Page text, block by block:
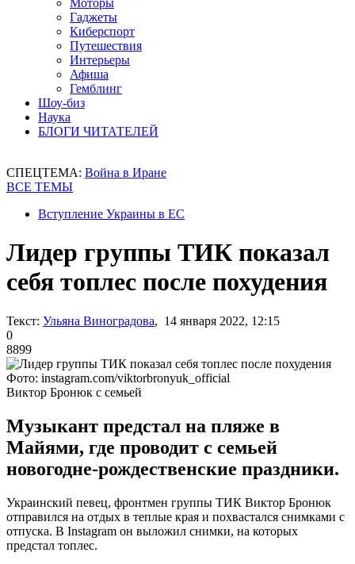
Моторы
Гаджеты
Киберспорт
Путешествия
Интерьеры
Афиша
Гемблинг
Шоу-биз
Наука
БЛОГИ ЧИТАТЕЛЕЙ
СПЕЦТЕМА: Война в Иране
ВСЕ ТЕМЫ
Вступление Украины в ЕС
Лидер группы ТИК показал
себя топлес после похудения
Текст: Ульяна Виноградова, 14 января 2022, 12:15
0
8899
Фото: instagram.com/viktorbronyuk_official
Виктор Бронюк с семьей
Музыкант предстал на пляже в
Майями, где проводит с семьей
новогодне-рождественские праздники.
Украинский певец, фронтмен группы ТИК Виктор Бронюк
отправился на отдых в теплые края и похвастался снимками с
отпуска. В Instagram он выложил снимки, на которых
предстал топлес.